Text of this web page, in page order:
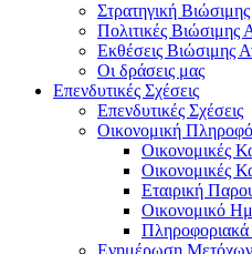
Στρατηγική
Πολιτικές Βιώσιμης
Εκθέσεις Βιώσιμης
Οι δράσεις μας
Επενδυτικές Σχέσεις
Επενδυτικές Σχέσεις
Οικονομική
Οικονομικές
Οικονομικές
Εταιρική
Οικονομικό
Πληροφοριακά
Ενημέρωση Μετόχων